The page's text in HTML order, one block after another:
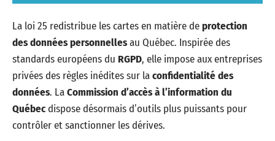
La loi 25 redistribue les cartes en matière deprotection
des données personnellesau Québec. Inspirée des
standards européens du RGPD, elle impose aux entreprises
privées des règles inédites sur laconfidentialité des
données. LaCommission d’accès à l’information du
Québecdispose désormais d’outils plus puissants pour
contrôler et sanctionner les dérives.